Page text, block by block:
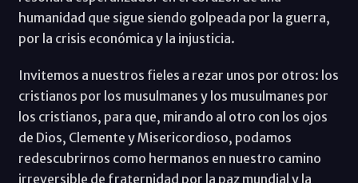
humanidad que sigue siendo golpeada por la guerra,
por la crisis económica y la injusticia.
Invitemos a nuestros fieles a rezar unos por otros: los
cristianos por los musulmanes y los musulmanes por
los cristianos, para que, mirando al otro con los ojos
de Dios, Clemente y Misericordioso, podamos
redescubrirnos como hermanos en nuestro camino
irreversible de fraternidad por la paz mundial y la